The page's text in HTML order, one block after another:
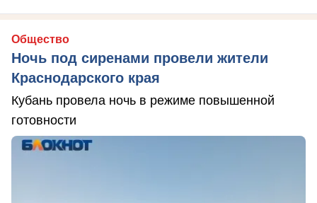
Общество
Ночь под сиренами провели жители
Краснодарского края
Кубань провела ночь в режиме повышенной
готовности